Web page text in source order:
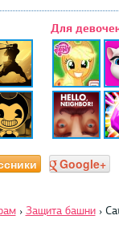
Для
Google+
› Защита башни ›